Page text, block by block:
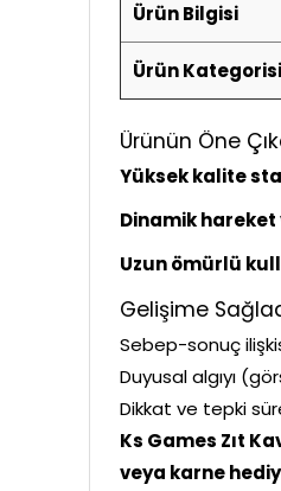
Ürün Bilgisi
Ürün Kategorisi
Ürünün Öne
Yüksek kalite
Dinamik
Uzun ömürlü
Gelişime
Sebep-sonuç
Duyusal algıyı
Dikkat ve tepki
Ks Games Zıt
veya karne